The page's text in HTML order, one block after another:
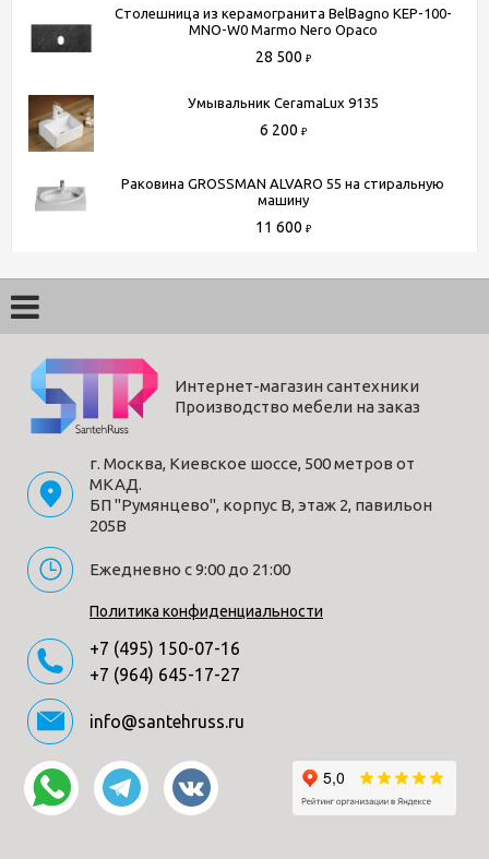
Столешница из керамогранита BelBagno KEP-100-
MNO-W0 Marmo Nero Opaco
28 500 ₽
Умывальник CeramaLux 9135
6 200 ₽
Раковина GROSSMAN ALVARO 55 на стиральную
машину
11 600 ₽
Интернет-магазин сантехники
Производство мебели на заказ
г. Москва, Киевское шоссе, 500 метров от
МКАД.
БП "Румянцево", корпус В, этаж 2, павильон
205В
Ежедневно с 9:00 до 21:00
Политика конфиденциальности
+7 (495) 150-07-16
+7 (964) 645-17-27
info@santehruss.ru